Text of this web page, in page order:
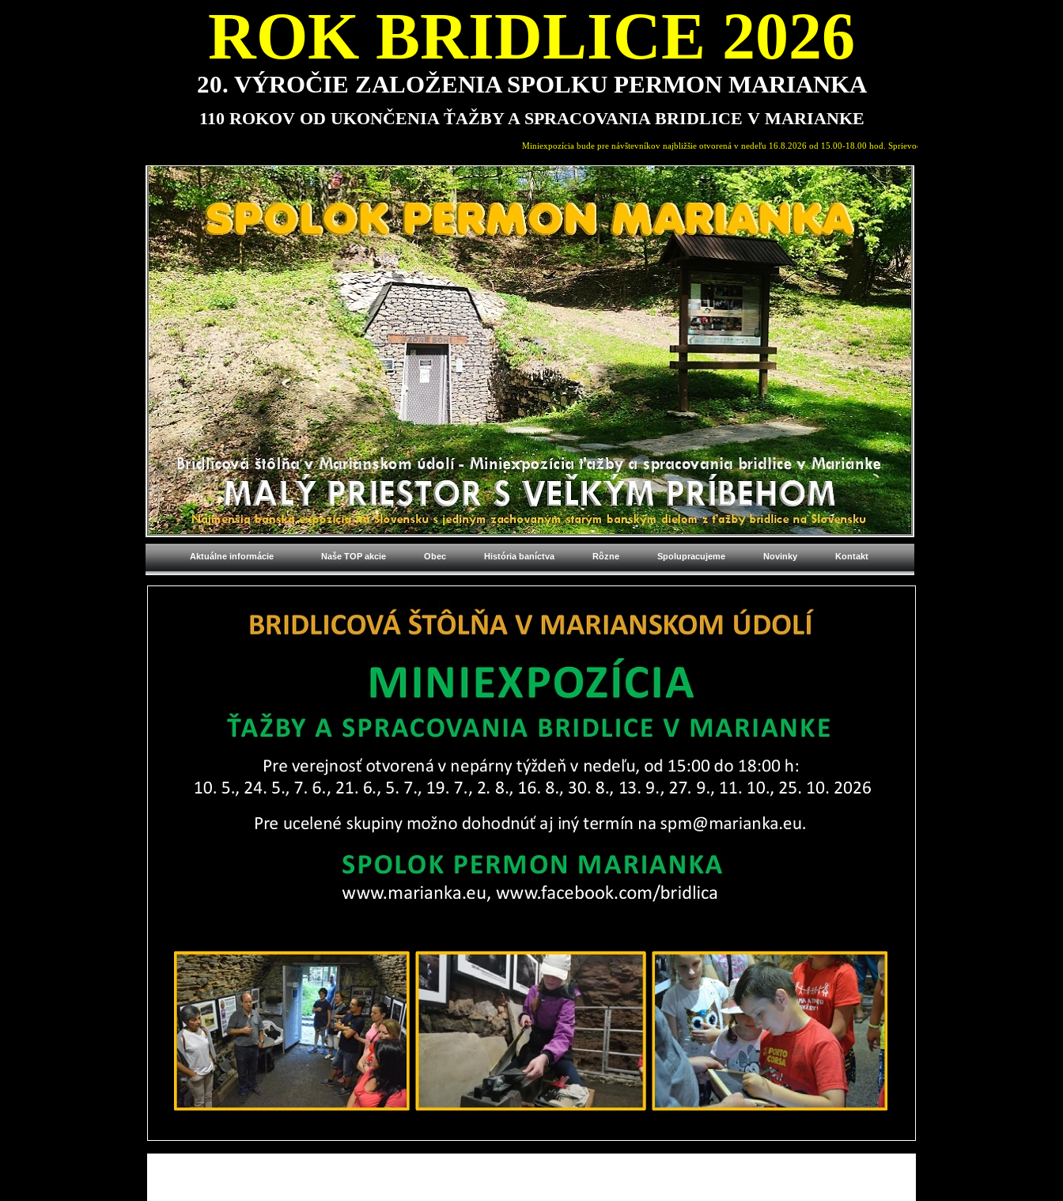
ROK BRIDLICE 2026
20. VÝROČIE ZALOŽENIA SPOLKU PERMON MARIANKA
110 ROKOV OD UKONČENIA ŤAŽBY A SPRACOVANIA BRIDLICE V MARIANKE
Miniexpozícia bude pre návštevníkov najbližšie otvorená v nedeľu 16.8.2026 od 15.00-18.00 hod. Sprievodca expozíciou: Marián Pavlovič, člen Spolku Permon Marianka.
Aktuálne informácie Naše TOP akcie Obec História baníctva Rôzne Spolupracujeme Novinky Kontakt